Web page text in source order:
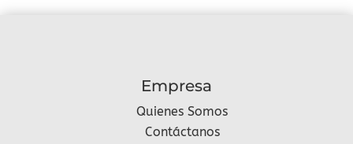
Empresa
Quienes Somos
Contáctanos